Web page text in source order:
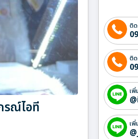
รณ์ไอที
ติ
ติ
เ
เ